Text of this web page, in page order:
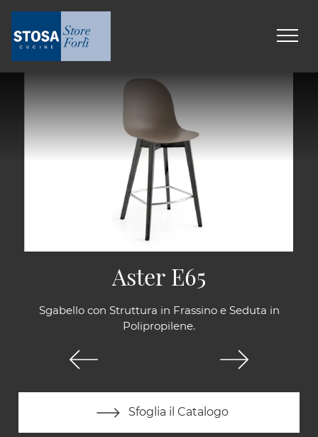
Sgabello con Struttura in Frassino e Seduta in
Polipropilene.
Sfoglia il Catalogo
Aster E65